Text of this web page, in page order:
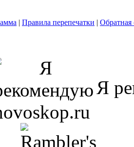
| Правила перепечатки | Обратная
Я